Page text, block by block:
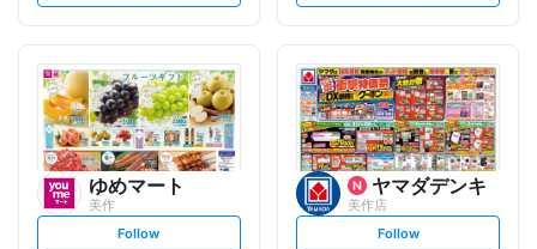
t
o
w
t
l
o
w
ゆめマート
美作
s
Follow
ヤマダデンキ
美作店
s
Follow